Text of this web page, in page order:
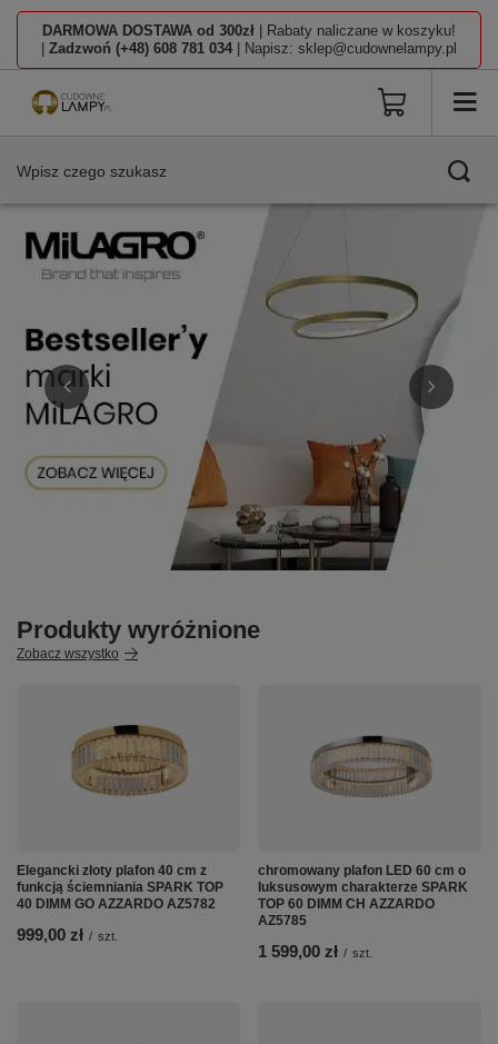
DARMOWA DOSTAWA od 300zł | Rabaty naliczane w koszyku!
Zadzwoń (+48) 608 781 034 | Napisz: sklep@cudownelampy.pl
Produkty wyróżnione
Zobacz wszystko
Elegancki złoty plafon 40 cm z
funkcją ściemniania SPARK TOP
40 DIMM GO AZZARDO AZ5782
999,00 zł / szt.
chromowany plafon LED 60 cm o
luksusowym charakterze SPARK
TOP 60 DIMM CH AZZARDO
AZ5785
1 599,00 zł / szt.